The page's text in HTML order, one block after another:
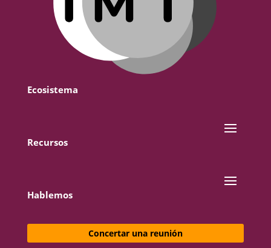
Ecosistema
Recursos
Hablemos
Concertar una reunión